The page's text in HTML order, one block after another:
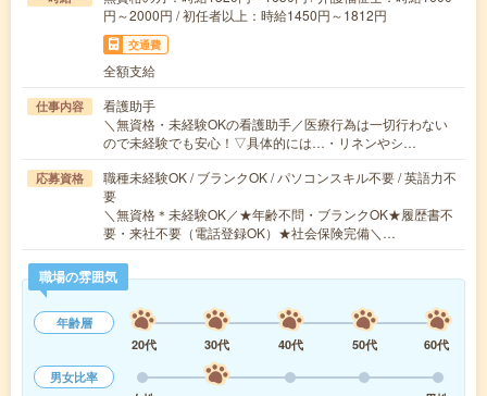
円～2000円 / 初任者以上：時給1450円～1812円
交通費
全額支給
仕事内容
看護助手
＼無資格・未経験OKの看護助手／医療行為は一切行わない
ので未経験でも安心！▽具体的には…・リネンやシ…
応募資格
職種未経験OK / ブランクOK / パソコンスキル不要 / 英語力不
要
＼無資格＊未経験OK／★年齢不問・ブランクOK★履歴書不
要・来社不要（電話登録OK）★社会保険完備＼…
職場の雰囲気
年齢層
20代
30代 40代 50代
60代
男女比率